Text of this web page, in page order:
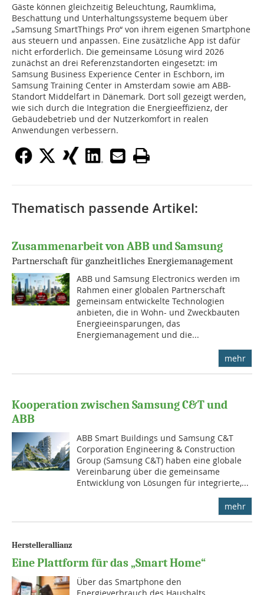
Gäste können gleichzeitig Beleuchtung, Raumklima,
Beschattung und Unterhaltungssysteme bequem über
„Samsung SmartThings Pro“ von ihrem eigenen Smartphone
aus steuern und anpassen. Eine zusätzliche App ist dafür
nicht erforderlich. Die gemeinsame Lösung wird 2026
zunächst an drei Referenzstandorten eingesetzt: im
Samsung Business Experience Center in Eschborn, im
Samsung Training Center in Amsterdam sowie am ABB-
Standort Middelfart in Dänemark. Dort soll gezeigt werden,
wie sich durch die Integration die Energieeffizienz, der
Gebäudebetrieb und der Nutzerkomfort in realen
Anwendungen verbessern.
Thematisch passende Artikel:
Zusammenarbeit von ABB und Samsung
Partnerschaft für ganzheitliches Energiemanagement
ABB und Samsung Electronics werden im
Rahmen einer globalen Partnerschaft
gemeinsam entwickelte Technologien
anbieten, die in Wohn- und Zweckbauten
Energieeinsparungen, das
Energiemanagement und die...
mehr
Kooperation zwischen Samsung C&T und
ABB
ABB Smart Buildings und Samsung C&T
Corporation Engineering & Construction
Group (Samsung C&T) haben eine globale
Vereinbarung über die gemeinsame
Entwicklung von Lösungen für integrierte,...
mehr
Herstellerallianz
Eine Plattform für das „Smart Home“
Über das Smartphone den